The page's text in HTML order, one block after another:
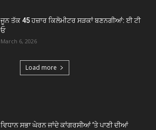
ਜੂਨ ਤੱਕ 45 ਹਜ਼ਾਰ ਕਿਲੋਮੀਟਰ ਸੜਕਾਂ ਬਣਨਗੀਆਂ: ਈ ਟੀ
ਓ
March 6, 2026
Load more
ਵਿਧਾਨ ਸਭਾ ਘੇਰਨ ਜਾਂਦੇ ਕਾਂਗਰਸੀਆਂ ’ਤੇ ਪਾਣੀ ਦੀਆਂ